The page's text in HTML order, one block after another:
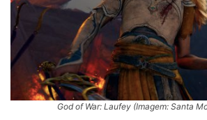
God of War: Laufey (Imagem: Santa